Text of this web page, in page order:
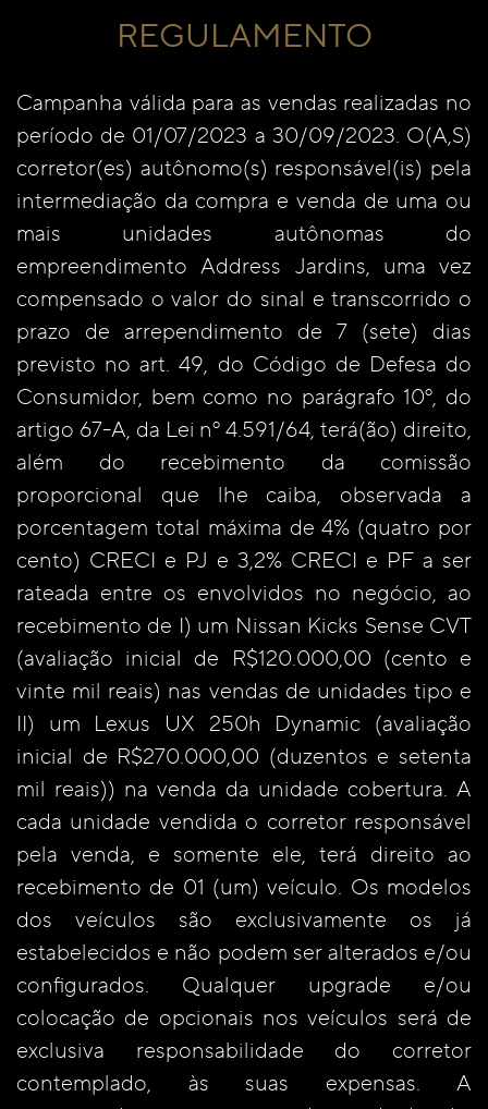
REGULAMENTO
Campanha válida para as vendas realizadas no
período de 01/07/2023 a 30/09/2023. O(A,S)
corretor(es) autônomo(s) responsável(is) pela
intermediação da compra e venda de uma ou
mais unidades autônomas do
empreendimento Address Jardins, uma vez
compensado o valor do sinal e transcorrido o
prazo de arrependimento de 7 (sete) dias
previsto no art. 49, do Código de Defesa do
Consumidor, bem como no parágrafo 10º, do
artigo 67-A, da Lei nº 4.591/64, terá(ão) direito,
além do recebimento da comissão
proporcional que lhe caiba, observada a
porcentagem total máxima de 4% (quatro por
cento) CRECI e PJ e 3,2% CRECI e PF a ser
rateada entre os envolvidos no negócio, ao
recebimento de I) um Nissan Kicks Sense CVT
(avaliação inicial de R$120.000,00 (cento e
vinte mil reais) nas vendas de unidades tipo e
II) um Lexus UX 250h Dynamic (avaliação
inicial de R$270.000,00 (duzentos e setenta
mil reais)) na venda da unidade cobertura. A
cada unidade vendida o corretor responsável
pela venda, e somente ele, terá direito ao
recebimento de 01 (um) veículo. Os modelos
dos veículos são exclusivamente os já
estabelecidos e não podem ser alterados e/ou
configurados. Qualquer upgrade e/ou
colocação de opcionais nos veículos será de
exclusiva responsabilidade do corretor
contemplado, às suas expensas. A